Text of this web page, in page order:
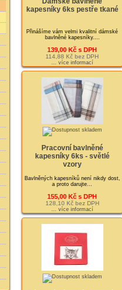
kapesníky 6ks pestře tkané
Přinášíme vám velmi kvalitní dámské
bavlněné kapesníky....
139,00 Kč s DPH
114,88 Kč bez DPH
... více informací
Pracovní bavlněné
kapesníky 6ks - světlé
vzory
Bavlněných kapesníků není nikdy dost,
a proto darujte...
155,00 Kč s DPH
128,10 Kč bez DPH
... více informací